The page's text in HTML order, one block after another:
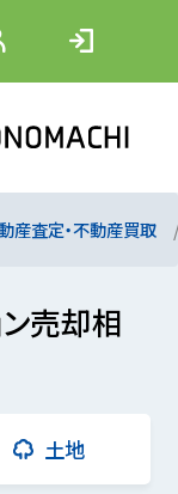
産査定・不動産買取
売却相
土地